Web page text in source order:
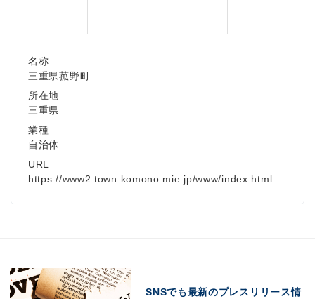
名称
三重県菰野町
所在地
三重県
業種
自治体
URL
https://www2.town.komono.mie.jp/www/index.html
SNSでも最新のプレスリリース情